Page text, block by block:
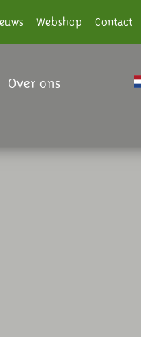
Webshop Contact
Over ons